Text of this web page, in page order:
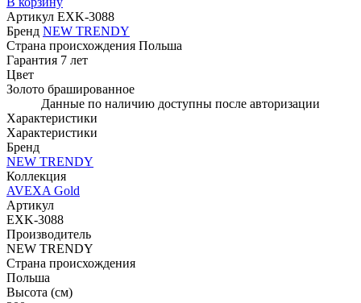
Артикул EXK-3088
Бренд NEW TRENDY
Страна происхождения Польша
Гарантия 7 лет
Цвет
Золото брашированное
Данные по наличию доступны после авторизации
Характеристики
Характеристики
Бренд
NEW TRENDY
Коллекция
AVEXA Gold
Артикул
EXK-3088
Производитель
NEW TRENDY
Страна происхождения
Польша
Высота (см)